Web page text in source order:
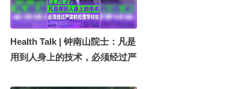
Health Talk | 钟南山院士：凡是
用到人身上的技术，必须经过严